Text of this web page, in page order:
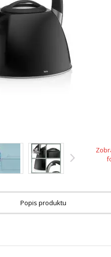
Popis produktu